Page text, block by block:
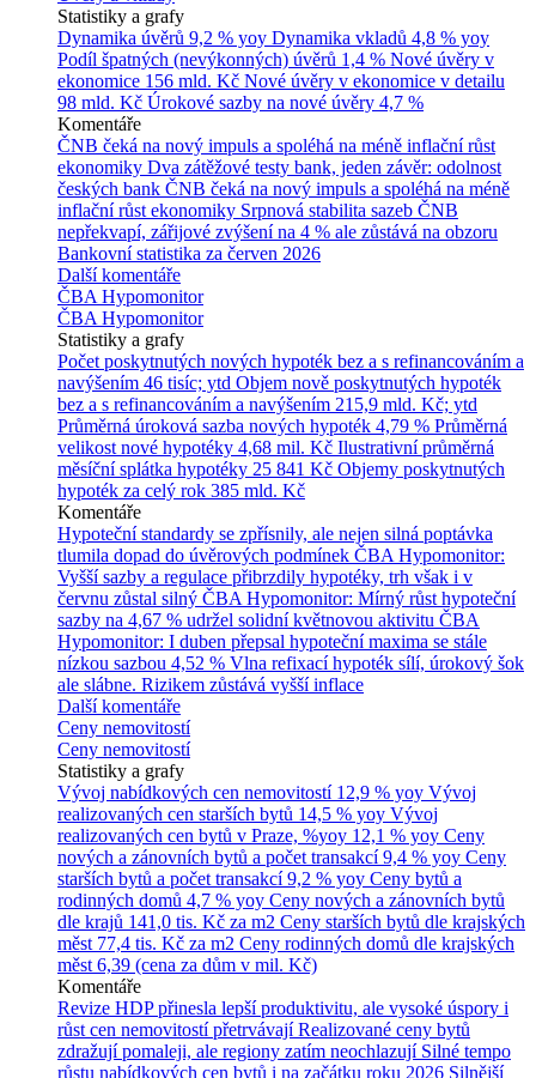
Statistiky a grafy
Dynamika úvěrů 9,2 % yoy Dynamika vkladů 4,8 % yoy
Podíl špatných (nevýkonných) úvěrů 1,4 % Nové úvěry v
ekonomice 156 mld. Kč Nové úvěry v ekonomice v detailu
98 mld. Kč Úrokové sazby na nové úvěry 4,7 %
Komentáře
ČNB čeká na nový impuls a spoléhá na méně inflační růst
ekonomiky Dva zátěžové testy bank, jeden závěr: odolnost
českých bank ČNB čeká na nový impuls a spoléhá na méně
inflační růst ekonomiky Srpnová stabilita sazeb ČNB
nepřekvapí, zářijové zvýšení na 4 % ale zůstává na obzoru
Bankovní statistika za červen 2026
Další komentáře
ČBA Hypomonitor
ČBA Hypomonitor
Statistiky a grafy
Počet poskytnutých nových hypoték bez a s refinancováním a
navýšením 46 tisíc; ytd Objem nově poskytnutých hypoték
bez a s refinancováním a navýšením 215,9 mld. Kč; ytd
Průměrná úroková sazba nových hypoték 4,79 % Průměrná
velikost nové hypotéky 4,68 mil. Kč Ilustrativní průměrná
měsíční splátka hypotéky 25 841 Kč Objemy poskytnutých
hypoték za celý rok 385 mld. Kč
Komentáře
Hypoteční standardy se zpřísnily, ale nejen silná poptávka
tlumila dopad do úvěrových podmínek ČBA Hypomonitor:
Vyšší sazby a regulace přibrzdily hypotéky, trh však i v
červnu zůstal silný ČBA Hypomonitor: Mírný růst hypoteční
sazby na 4,67 % udržel solidní květnovou aktivitu ČBA
Hypomonitor: I duben přepsal hypoteční maxima se stále
nízkou sazbou 4,52 % Vlna refixací hypoték sílí, úrokový šok
ale slábne. Rizikem zůstává vyšší inflace
Další komentáře
Ceny nemovitostí
Ceny nemovitostí
Statistiky a grafy
Vývoj nabídkových cen nemovitostí 12,9 % yoy Vývoj
realizovaných cen starších bytů 14,5 % yoy Vývoj
realizovaných cen bytů v Praze, %yoy 12,1 % yoy Ceny
nových a zánovních bytů a počet transakcí 9,4 % yoy Ceny
starších bytů a počet transakcí 9,2 % yoy Ceny bytů a
rodinných domů 4,7 % yoy Ceny nových a zánovních bytů
dle krajů 141,0 tis. Kč za m2 Ceny starších bytů dle krajských
měst 77,4 tis. Kč za m2 Ceny rodinných domů dle krajských
měst 6,39 (cena za dům v mil. Kč)
Komentáře
Revize HDP přinesla lepší produktivitu, ale vysoké úspory i
růst cen nemovitostí přetrvávají Realizované ceny bytů
zdražují pomaleji, ale regiony zatím neochlazují Silné tempo
růstu nabídkových cen bytů i na začátku roku 2026 Silnější